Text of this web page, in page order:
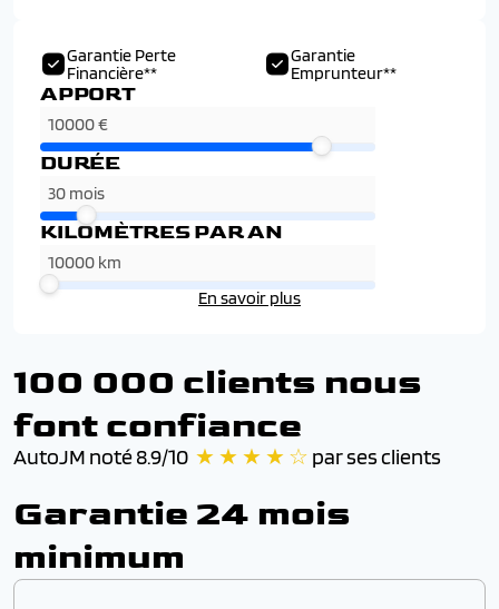
Garantie Perte
Financière**
Garantie
Emprunteur**
APPORT
DURÉE
KILOMÈTRES PAR AN
En savoir plus
100 000 clients nous
font confiance
AutoJM noté 8.9/10 ★ ★ ★ ★ ☆ par ses clients
Garantie 24 mois
minimum